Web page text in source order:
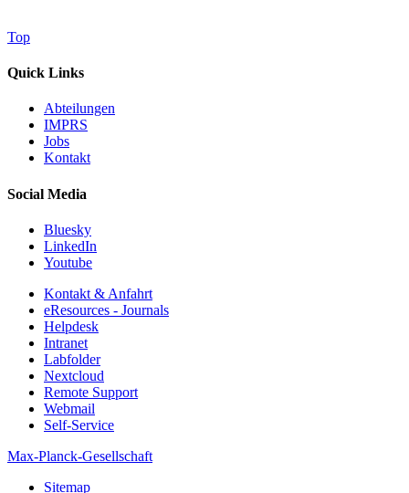
Top
Quick Links
Abteilungen
IMPRS
Jobs
Kontakt
Social Media
Bluesky
LinkedIn
Youtube
Kontakt & Anfahrt
eResources - Journals
Helpdesk
Intranet
Labfolder
Nextcloud
Remote Support
Webmail
Self-Service
Max-Planck-Gesellschaft
Sitemap